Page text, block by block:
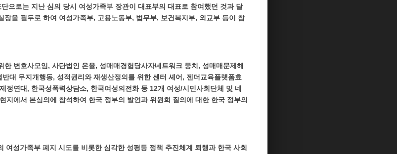
으로는 지난 심의 당시 여성가족부 장관이 대표부의 대표로 참여했던 것과 달
장을 필두로 하여 여성가족부, 고용노동부, 법무부, 보건복지부, 외교부 등이 참
한 변호사모임, 사단법인 온율, 성매매경험당사자네트워크 뭉치, 성매매문제해
대 무지개행동, 성적권리와 재생산정의를 위한 센터 셰어, 젠더교육플랫폼효
정연대, 한국성폭력상담소, 한국여성의전화 등 12개 여성/시민사회단체 및 네
지에서 본심의에 참석하여 한국 정부의 발언과 위원회 질의에 대한 한국 정부의
여성가족부 폐지 시도를 비롯한 심각한 성평등 정책 추진체계 퇴행과 한국 사회